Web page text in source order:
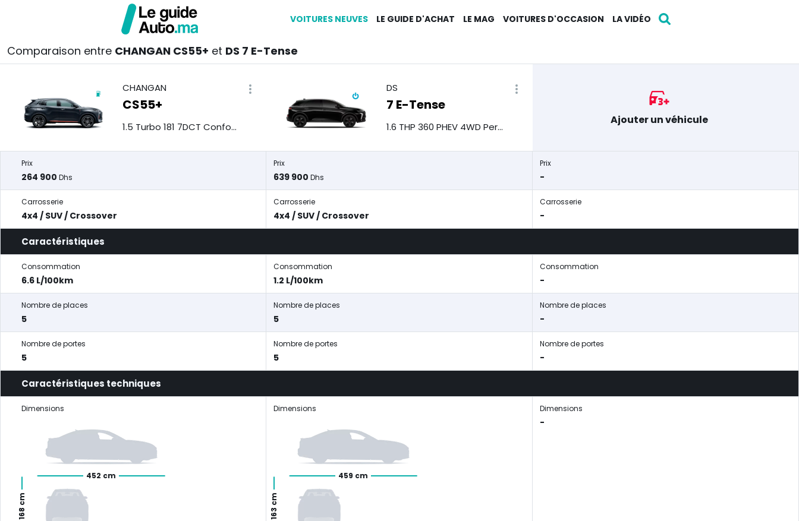
VOITURES NEUVES LE GUIDE D'ACHAT LE MAG VOITURES D'OCCASION LA VIDÉO
Comparaison entre CHANGAN CS55+ et DS 7 E-Tense
CHANGAN
CS55+
1.5 Turbo 181 7DCT Confort
DS
7 E-Tense
1.6 THP 360 PHEV 4WD Performance Line
Ajouter un véhicule
Prix
264 900 Dhs
Prix
639 900 Dhs
Prix
-
Carrosserie
4x4 / SUV / Crossover
Carrosserie
4x4 / SUV / Crossover
Carrosserie
-
Caractéristiques
Consommation
6.6 L/100km
Consommation
1.2 L/100km
Consommation
-
Nombre de places
5
Nombre de places
5
Nombre de places
-
Nombre de portes
5
Nombre de portes
5
Nombre de portes
-
Caractéristiques techniques
Dimensions
452 cm
168 cm
Dimensions
459 cm
163 cm
Dimensions
-